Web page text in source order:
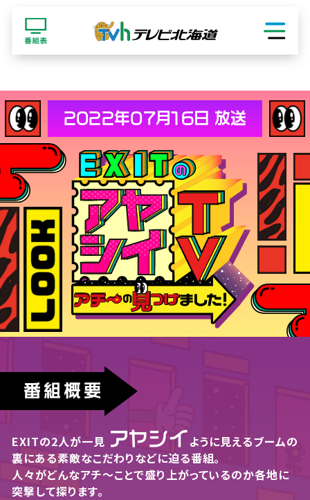
2022年07月16日 放送
番組概要
EXITの2人が一見 アヤシイように見えるブームの
裏にある素敵なこだわりなどに迫る番組。
人々がどんなアチ〜ことで盛り上がっているのか各地に
突撃して探ります。